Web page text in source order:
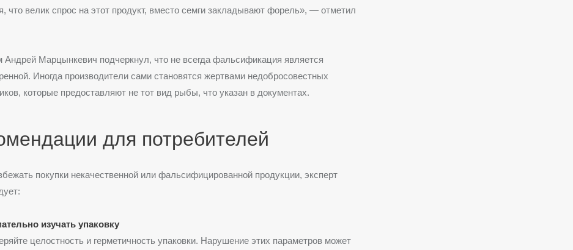
что велик спрос на этот продукт, вместо семги закладывают форель», — отметил
Андрей Марцынкевич подчеркнул, что не всегда фальсификация является
Иногда производители сами становятся жертвами недобросовестных
которые предоставляют не тот вид рыбы, что указан в документах.
для потребителей
покупки некачественной или фальсифицированной продукции, эксперт
изучать упаковку
целостность и герметичность упаковки. Нарушение этих параметров может